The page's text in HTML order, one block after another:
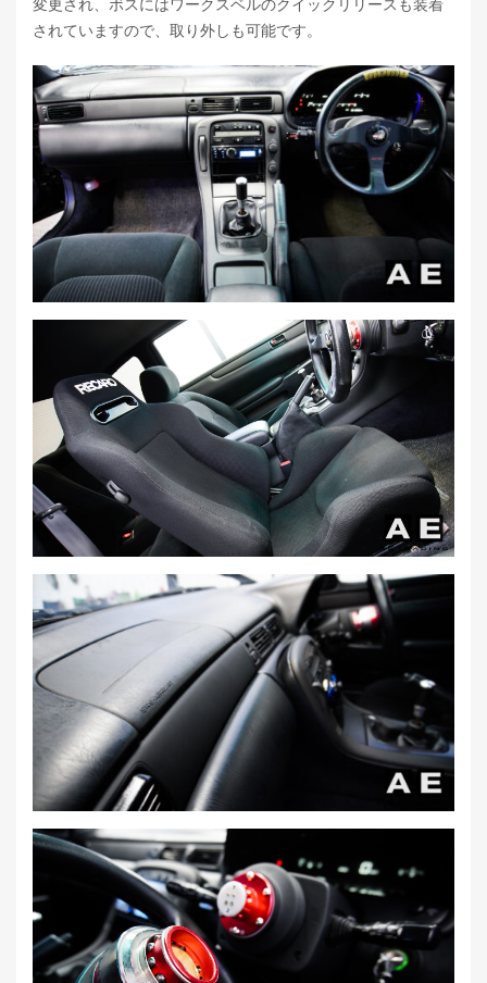
変更され、ボスにはワークスベルのクイックリリースも装着
されていますので、取り外しも可能です。